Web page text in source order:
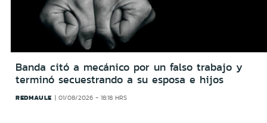
Banda citó a mecánico por un falso trabajo y
terminó secuestrando a su esposa e hijos
REDMAULE 01/08/2026 - 18:18 HRS